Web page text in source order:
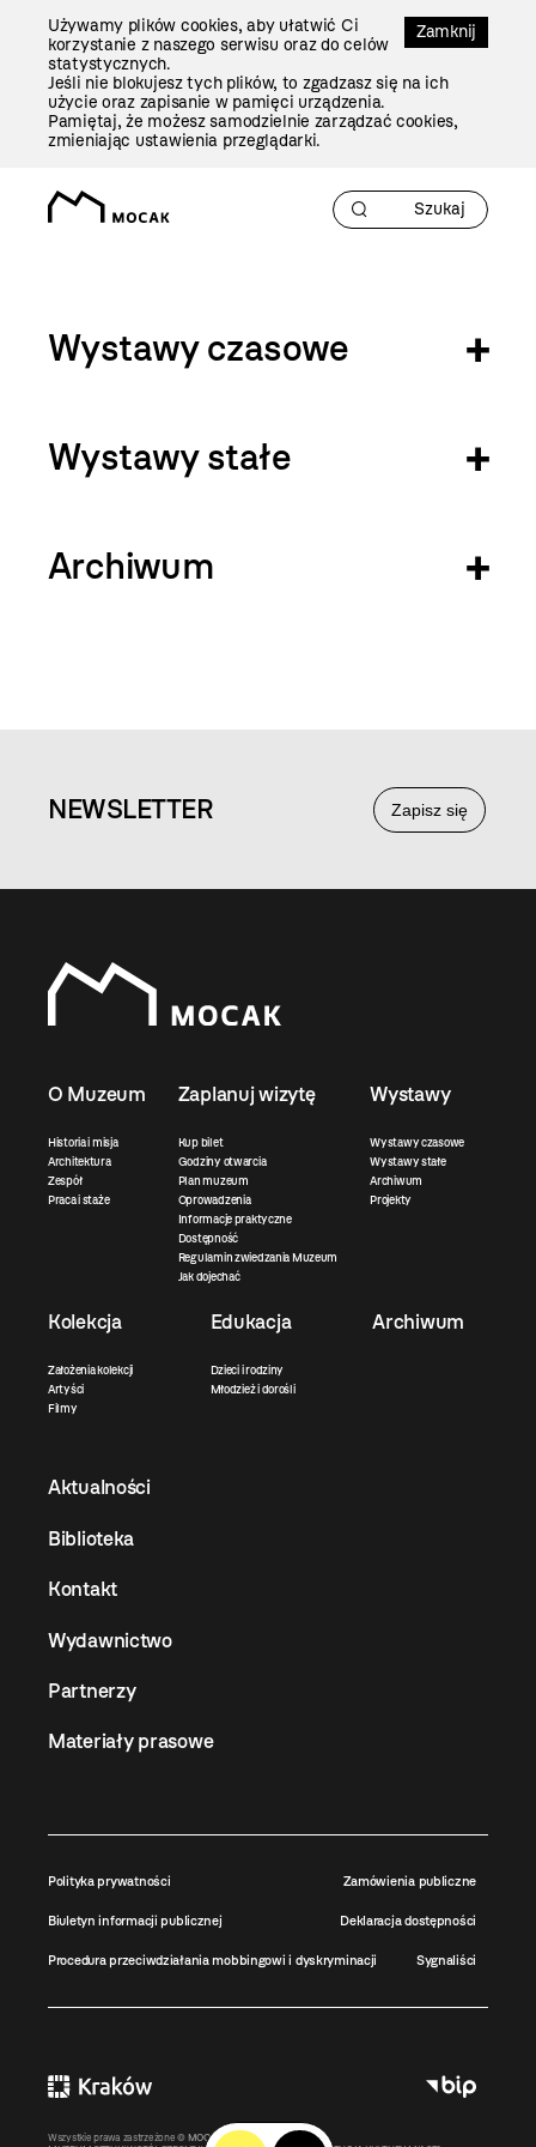
Zamknij
Używamy plików cookies, aby ułatwić Ci
korzystanie z naszego serwisu oraz do celów
statystycznych.
Jeśli nie blokujesz tych plików, to zgadzasz się na ich
użycie oraz zapisanie w pamięci urządzenia.
Pamiętaj, że możesz samodzielnie zarządzać cookies,
zmieniając ustawienia przeglądarki.
Wystawy czasowe
Wystawy stałe
Archiwum
Zapisz się
NEWSLETTER
O Muzeum
Historia i misja
Architektura
Zespół
Praca i staże
Zaplanuj wizytę
Kup bilet
Godziny otwarcia
Plan muzeum
Oprowadzenia
Informacje praktyczne
Dostępność
Regulamin zwiedzania Muzeum
Jak dojechać
Wystawy
Wystawy czasowe
Wystawy stałe
Archiwum
Projekty
Kolekcja
Założenia kolekcji
Artyści
Filmy
Edukacja
Dzieci i rodziny
Młodzież i dorośli
Archiwum
Aktualności
Biblioteka
Kontakt
Wydawnictwo
Partnerzy
Materiały prasowe
Polityka prywatności Zamówienia publiczne
Biuletyn informacji publicznej Deklaracja dostępności
Procedura przeciwdziałania mobbingowi i dyskryminacji Sygnaliści
Wszystkie prawa zastrzeżone © MOCAK2011-2026